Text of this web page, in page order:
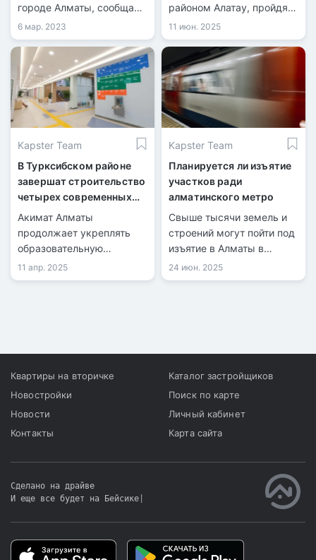
городе Алматы, сообщает
Министерство науки и
высшего образования РК
6 мар. 2023
районом Алатау, пройдя
через барахолку.
11 июн. 2025
Kapster Team
В Турксибском районе
завершат строительство
четырех современных
школ на 6100 учеников
Акимат Алматы
продолжает укреплять
образовательную
инфраструктуру
Турксибского района. Об
11 апр. 2025
Kapster Team
Планируется ли изъятие
участков ради
алматинского метро
Свыше тысячи земель и
строений могут пойти под
изъятие в Алматы в
рамках государственных
нужд.
24 июн. 2025
Квартиры на вторичке
Новостройки
Новости
Контакты
Каталог застройщиков
Поиск по карте
Личный кабинет
Карта сайта
Сделано на драйве
И еще все будет на Бейсике